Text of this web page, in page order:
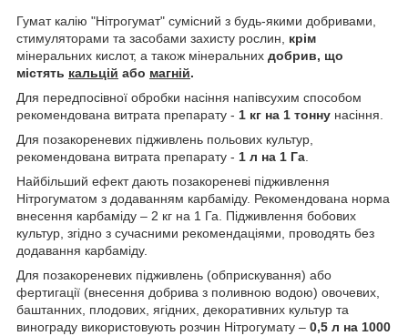
Гумат калію "Нітрогумат" сумісний з будь-якими добривами,
стимуляторами та засобами захисту рослин, крім
мінеральних кислот, а також мінеральних добрив, що
містять кальцій або магній.
Для передпосівної обробки насіння напівсухим способом
рекомендована витрата препарату - 1 кг на 1 тонну насіння.
Для позакореневих підживлень польових культур,
рекомендована витрата препарату - 1 л на 1 Га.
Найбільший ефект дають позакореневі підживлення
Нітрогуматом з додаванням карбаміду. Рекомендована норма
внесення карбаміду – 2 кг на 1 Га. Підживлення бобових
культур, згідно з сучасними рекомендаціями, проводять без
додавання карбаміду.
Для позакореневих підживлень (обприскування) або
фертигації (внесення добрива з поливною водою) овочевих,
баштанних, плодових, ягідних, декоративних культур та
винограду використовують розчин Нітрогумату – 0,5 л на 1000